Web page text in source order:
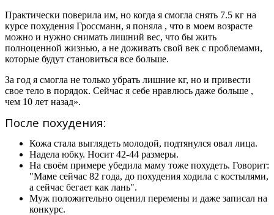
Практически поверила им, но когда я смогла снять 7.5 кг на
курсе похудения Гроссманн, я поняла , что в моем возрасте
можно и нужно снимать лишний вес, что бы жить
полноценной жизнью, а не доживать свой век с проблемами,
которые будут становиться все больше.
За год я смогла не только убрать лишние кг, но и привести
свое тело в порядок. Сейчас я себе нравлюсь даже больше ,
чем 10 лет назад».
После похудения:
Кожа стала выглядеть молодой, подтянулся овал лица.
Надела юбку. Носит 42-44 размеры.
На своём примере убедила маму тоже похудеть. Говорит:
"Маме сейчас 82 года, до похудения ходила с костылями,
а сейчас бегает как лань".
Муж положительно оценил перемены и даже записал на
конкурс.